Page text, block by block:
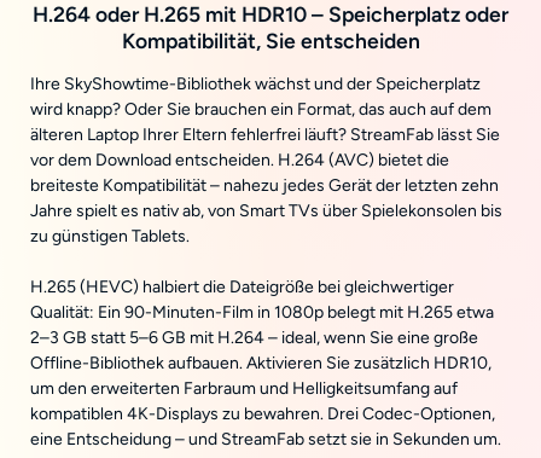
H.264 oder H.265 mit HDR10 – Speicherplatz oder
Kompatibilität, Sie entscheiden
Ihre SkyShowtime-Bibliothek wächst und der Speicherplatz
wird knapp? Oder Sie brauchen ein Format, das auch auf dem
älteren Laptop Ihrer Eltern fehlerfrei läuft? StreamFab lässt Sie
vor dem Download entscheiden. H.264 (AVC) bietet die
breiteste Kompatibilität – nahezu jedes Gerät der letzten zehn
Jahre spielt es nativ ab, von Smart TVs über Spielekonsolen bis
zu günstigen Tablets.
H.265 (HEVC) halbiert die Dateigröße bei gleichwertiger
Qualität: Ein 90-Minuten-Film in 1080p belegt mit H.265 etwa
2–3 GB statt 5–6 GB mit H.264 – ideal, wenn Sie eine große
Offline-Bibliothek aufbauen. Aktivieren Sie zusätzlich HDR10,
um den erweiterten Farbraum und Helligkeitsumfang auf
kompatiblen 4K-Displays zu bewahren. Drei Codec-Optionen,
eine Entscheidung – und StreamFab setzt sie in Sekunden um.